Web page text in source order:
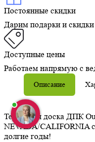
Постоянные скидки
Дарим подарки и
Доступные цены
Работаем напрямую с
Описание
Террасная доска ДПК
NEVADA/CALIFORNIA
долгие годы!